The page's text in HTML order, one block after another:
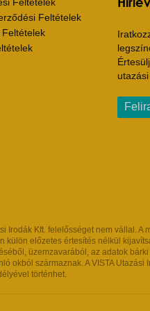
Feltételek
Irodák Kft. felelősséget nem vállal. A
előzetes értesítés nélkül
üzemzavarából, az adatok
okból származnak. A VISTA Utazási
történhet.